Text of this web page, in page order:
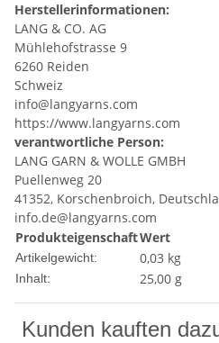
Herstellerinformationen:
LANG & CO. AG
Mühlehofstrasse 9
6260 Reiden
Schweiz
info@langyarns.com
https://www.langyarns.com
verantwortliche Person:
LANG GARN & WOLLE GMBH
Puellenweg 20
41352, Korschenbroich,
info.de@langyarns.com
ProdukteigenschaftWert
Artikelgewicht: 0,03 kg
Inhalt: 25,00 g
Kunden kauften